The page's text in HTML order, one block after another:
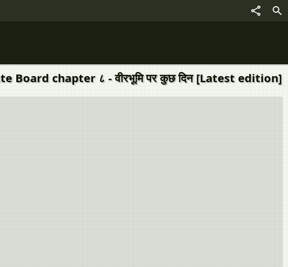
chapter ८ - वीरभूमि पर कुछ दिन [Latest edition]